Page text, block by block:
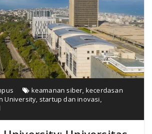
keamanan siber, kecerdasan
University, startup dan inovasi,